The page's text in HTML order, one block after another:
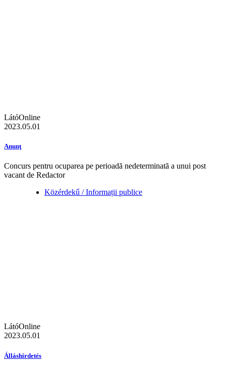
LátóOnline
2023.05.01
Anunţ
Concurs pentru ocuparea pe perioadă nedeterminată a unui post
vacant de Redactor
Közérdekű / Informații publice
LátóOnline
2023.05.01
Álláshirdetés